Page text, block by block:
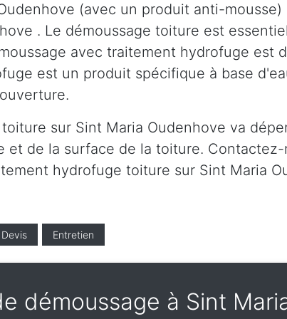
(avec un produit anti-
. Le démoussage toiture est
avec traitement hydrofuge est
est un produit spécifique à base
sur Sint Maria Oudenhove va
et de la surface de la toiture.
hydrofuge toiture sur Sint Maria
Devis Entretien
démoussage à Sint